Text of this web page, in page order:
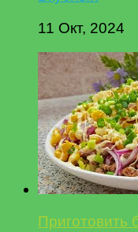
11 Окт, 2024
Приготовить